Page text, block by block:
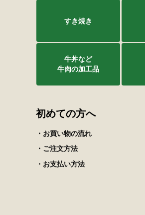
すき焼き
牛丼など
牛肉の加工品
初めての方へ
・お買い物の流れ
・ご注文方法
・お支払い方法